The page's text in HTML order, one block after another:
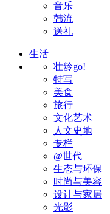
音乐
韩流
送礼
生活
壮龄go!
特写
美食
旅行
文化艺术
人文史地
专栏
@世代
生态与环保
时尚与美容
设计与家居
光影